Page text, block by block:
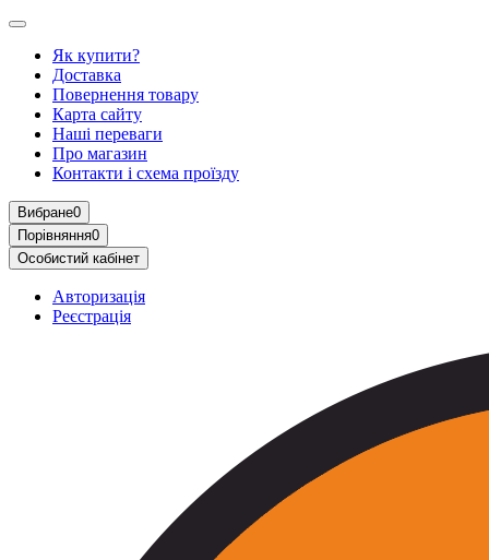
Як купити?
Доставка
Повернення товару
Карта сайту
Наші переваги
Про магазин
Контакти і схема проїзду
Вибране0
Порівняння0
Особистий кабінет
Авторизація
Реєстрація